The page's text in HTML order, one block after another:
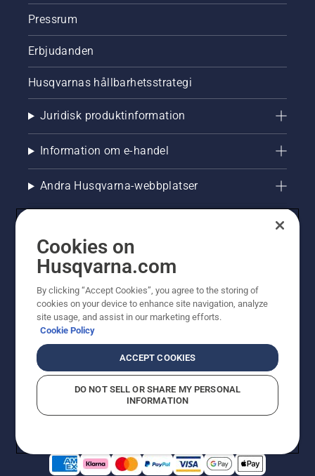
Pressrum
Erbjudanden
Husqvarnas hållbarhetsstrategi
Juridisk produktinformation
Information om e-handel
Andra Husqvarna-webbplatser
© Husqvarna AB (publ). All rights reserved. Priserna
som visas är rekommenderade cirkapriser. Alla angivna
priser är rekommenderade försäljningspriser (inkl.
moms) om inte produkten är tillgänglig för direkt köp.
CookiepolicyAnvändningsvillkor Sekretessmeddelande
Företagsinformation
Cookies on
Husqvarna.com
By clicking “Accept Cookies”, you agree to the storing of
cookies on your device to enhance site navigation, analyze
site usage, and assist in our marketing efforts.
Cookie Policy
ACCEPT COOKIES
DO NOT SELL OR SHARE MY PERSONAL
INFORMATION